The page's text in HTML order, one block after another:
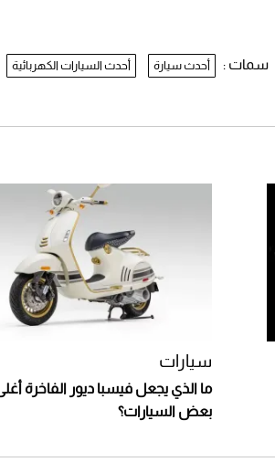
سمات : أحدث سيارة أحدث السيارات الكهربائية
سيارات
ما الذي يجعل فيسبا ديور الفاخرة
بعض السيارات؟